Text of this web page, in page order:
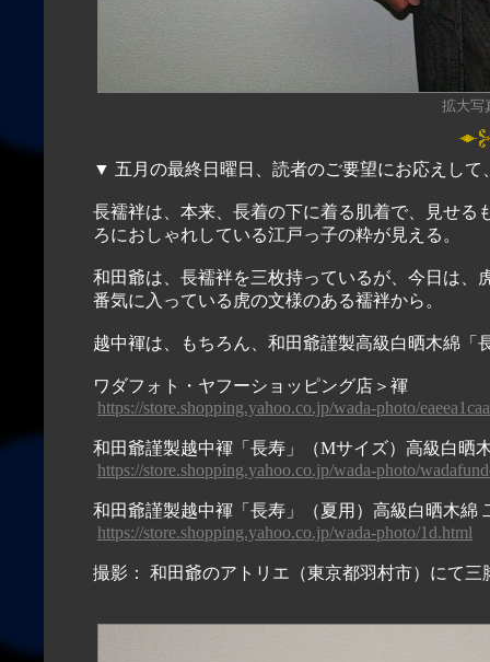
拡大写
▼ 五月の最終日曜日、読者のご要望にお応えして
長襦袢は、本来、長着の下に着る肌着で、見せ
ろにおしゃれしている江戸っ子の粋が見える。
和田爺は、長襦袢を三枚持っているが、今日は
番気に入っている虎の文様のある襦袢から。
越中褌は、もちろん、和田爺謹製高級白晒木綿「
ワダフォト・ヤフーショッピング店＞褌
https://store.shopping.yahoo.co.jp/wada-photo/
和田爺謹製越中褌「長寿」（Mサイズ）高級白晒
https://store.shopping.yahoo.co.jp/wada-photo/
和田爺謹製越中褌「長寿」（夏用）高級白晒木綿
https://store.shopping.yahoo.co.jp/wada-photo/1d.html
撮影： 和田爺のアトリエ（東京都羽村市）にて